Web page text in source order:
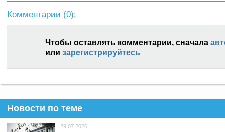
Комментарии (0):
Чтобы оставлять комментарии, сначала
или зарегистрируйтесь
Новости по теме
29.07.2026